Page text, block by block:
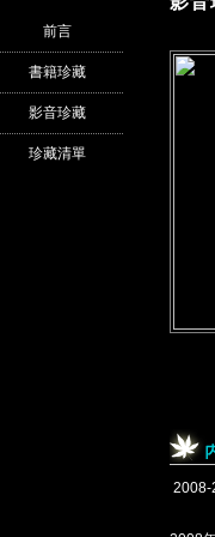
前言
書籍珍藏
影音珍藏
珍藏清單
2008-